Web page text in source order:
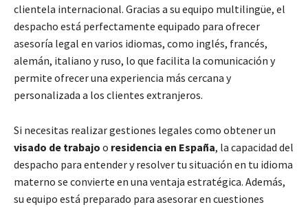
clientela internacional. Gracias a su equipo multilingüe, el
despacho está perfectamente equipado para ofrecer
asesoría legal en varios idiomas, como inglés, francés,
alemán, italiano y ruso, lo que facilita la comunicación y
permite ofrecer una experiencia más cercana y
personalizada a los clientes extranjeros.
Si necesitas realizar gestiones legales como obtener un
visado de trabajo o residencia en España, la capacidad del
despacho para entender y resolver tu situación en tu idioma
materno se convierte en una ventaja estratégica. Además,
su equipo está preparado para asesorar en cuestiones